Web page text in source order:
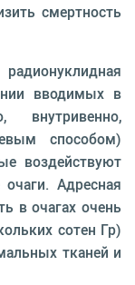
смертность
вводимых в
внутривенно,
способом)
воздействуют
очаги. Адресная
в очагах очень
сотен Гр)
тканей и